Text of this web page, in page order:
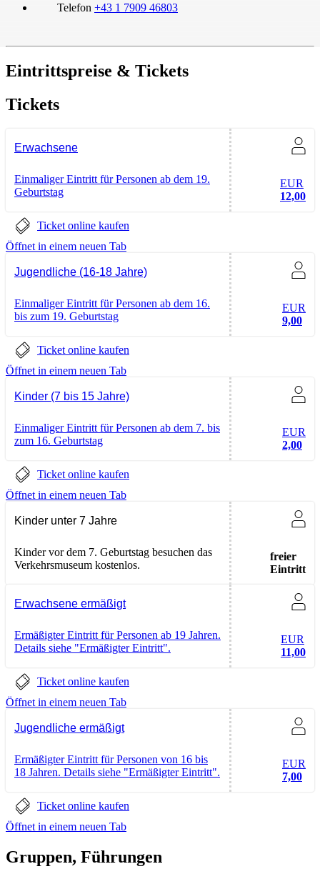
Telefon +43 1 7909 46803
Eintrittspreise & Tickets
Tickets
Erwachsene
Einmaliger Eintritt für Personen ab dem 19.
Geburtstag
EUR
12,00
Ticket online kaufen
Öffnet in einem neuen Tab
Jugendliche (16-18 Jahre)
Einmaliger Eintritt für Personen ab dem 16.
bis zum 19. Geburtstag
EUR
9,00
Ticket online kaufen
Öffnet in einem neuen Tab
Kinder (7 bis 15 Jahre)
Einmaliger Eintritt für Personen ab dem 7. bis
zum 16. Geburtstag
EUR
2,00
Ticket online kaufen
Öffnet in einem neuen Tab
Kinder unter 7 Jahre
Kinder vor dem 7. Geburtstag besuchen das
Verkehrsmuseum kostenlos.
freier
Eintritt
Erwachsene ermäßigt
Ermäßigter Eintritt für Personen ab 19 Jahren.
Details siehe "Ermäßigter Eintritt".
EUR
11,00
Ticket online kaufen
Öffnet in einem neuen Tab
Jugendliche ermäßigt
Ermäßigter Eintritt für Personen von 16 bis
18 Jahren. Details siehe "Ermäßigter Eintritt".
EUR
7,00
Ticket online kaufen
Öffnet in einem neuen Tab
Gruppen, Führungen